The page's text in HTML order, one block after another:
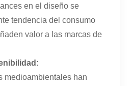
en el diseño se
tendencia del consumo
valor a las marcas de
medioambientales han